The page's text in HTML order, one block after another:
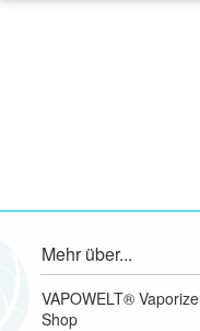
Mehr über...
VAPOWELT®
Shop